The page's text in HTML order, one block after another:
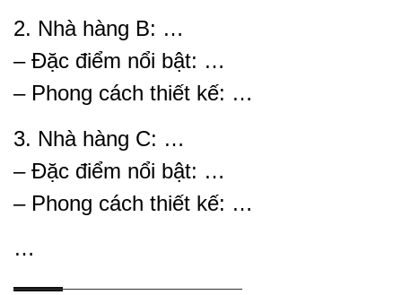
2. Nhà hàng B: …
– Đặc điểm nổi bật: …
– Phong cách thiết kế: …
3. Nhà hàng C: …
– Đặc điểm nổi bật: …
– Phong cách thiết kế: …
…